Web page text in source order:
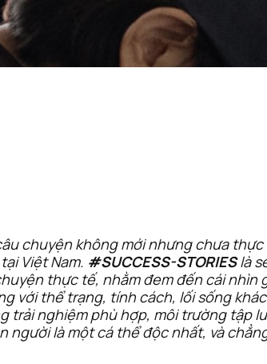
chuyện không mới nhưng chưa
Việt Nam. #SUCCESS-STORIES là
thực tế, nhằm đem đến cái nhìn
với thể trạng, tính cách, lối sống
trải nghiệm phù hợp, môi trường tập
người là một cá thể độc nhất, và